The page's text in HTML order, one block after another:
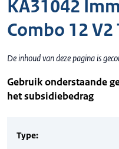
KA31042
Combo 12 V2
De inhoud van deze pagina is
Gebruik onderstaande
het subsidiebedrag
Type: